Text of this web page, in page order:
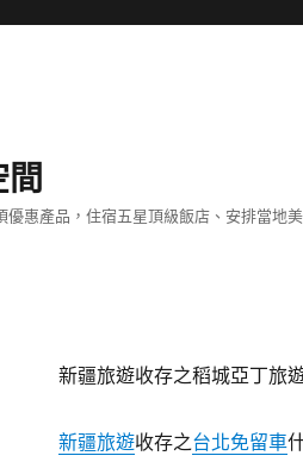
間
惠產品，住宿五星頂級飯店、安排當地
新疆旅遊收存之稻城亞丁旅
新疆旅遊收存之台北免留車